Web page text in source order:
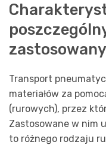
Transport
materiałów za
(rurowych), przez
Zastosowane w nim
to różnego rodzaju